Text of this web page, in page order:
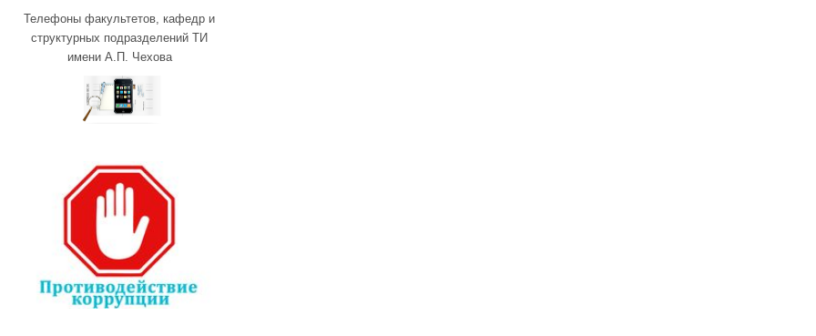
Телефоны факультетов, кафедр и
структурных подразделений ТИ
имени А.П. Чехова